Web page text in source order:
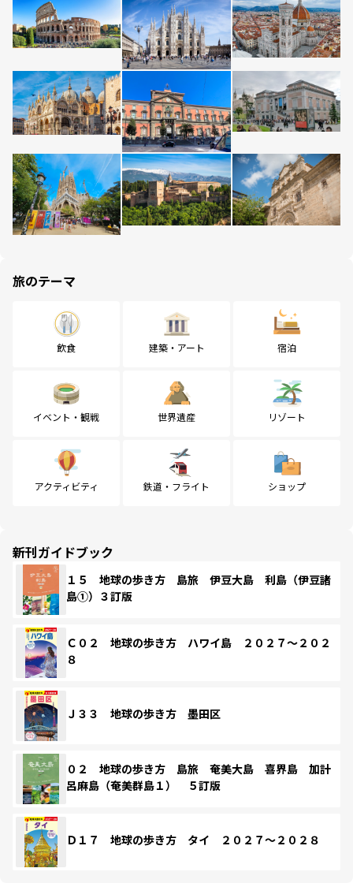
旅のテーマ
飲食 建築・アート 宿泊
イベント・観戦 世界遺産 リゾート
アクティビティ 鉄道・フライト ショップ
新刊ガイドブック
１５ 地球の歩き方 島旅 伊豆大島 利島（伊豆諸
島①）３訂版
Ｃ０２ 地球の歩き方 ハワイ島 ２０２７～２０２
８
Ｊ３３ 地球の歩き方 墨田区
０２ 地球の歩き方 島旅 奄美大島 喜界島 加計
呂麻島（奄美群島１） ５訂版
Ｄ１７ 地球の歩き方 タイ ２０２７～２０２８